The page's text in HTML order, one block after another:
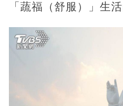
「蔬福（舒服）」生活